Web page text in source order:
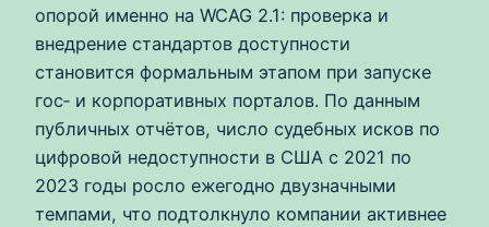
опорой именно на WCAG 2.1: проверка и
внедрение стандартов доступности
становится формальным этапом при запуске
гос‑ и корпоративных порталов. По данным
публичных отчётов, число судебных исков по
цифровой недоступности в США с 2021 по
2023 годы росло ежегодно двузначными
темпами, что подтолкнуло компании активнее